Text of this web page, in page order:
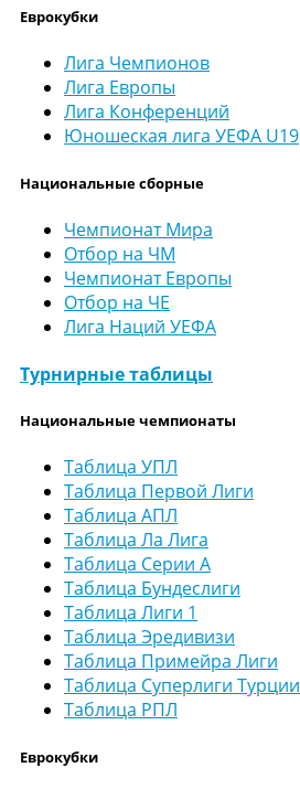
Еврокубки
Лига Чемпионов
Лига Европы
Лига Конференций
Юношеская лига УЕФА U19
Национальные сборные
Чемпионат Мира
Отбор на ЧМ
Чемпионат Европы
Отбор на ЧЕ
Лига Наций УЕФА
Турнирные таблицы
Национальные чемпионаты
Таблица УПЛ
Таблица Первой Лиги
Таблица АПЛ
Таблица Ла Лига
Таблица Серии А
Таблица Бундеслиги
Таблица Лиги 1
Таблица Эредивизи
Таблица Примейра Лиги
Таблица Суперлиги Турции
Таблица РПЛ
Еврокубки